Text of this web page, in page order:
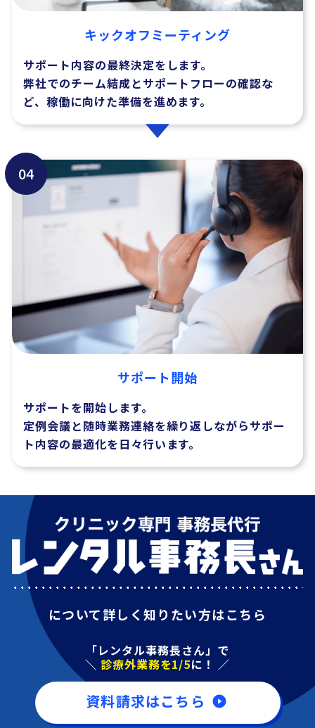
キックオフミーティング
サポート内容の最終決定をします。
弊社でのチーム結成とサポートフローの確認な
ど、稼働に向けた準備を進めます。
04
サポート開始
サポートを開始します。
定例会議と随時業務連絡を繰り返しながらサポー
ト内容の最適化を日々行います。
について詳しく知りたい方はこちら
「レンタル事務長さん」で
＼ 診療外業務を1/5に！ ／
資料請求はこちら